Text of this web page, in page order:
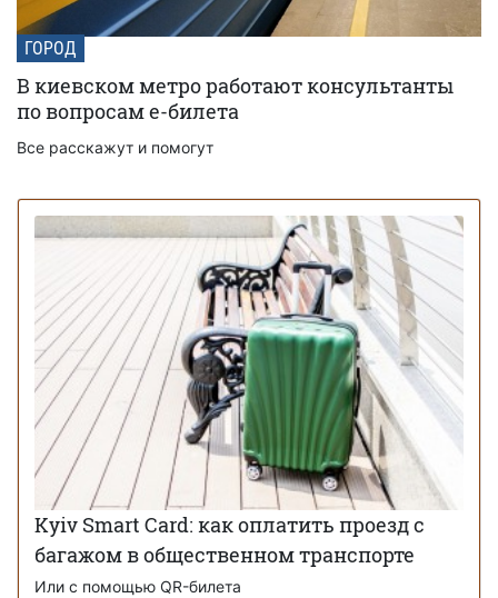
ГОРОД
В киевском метро работают консультанты
по вопросам е-билета
Все расскажут и помогут
Kyiv Smart Card: как оплатить проезд с
багажом в общественном транспорте
Или с помощью QR-билета